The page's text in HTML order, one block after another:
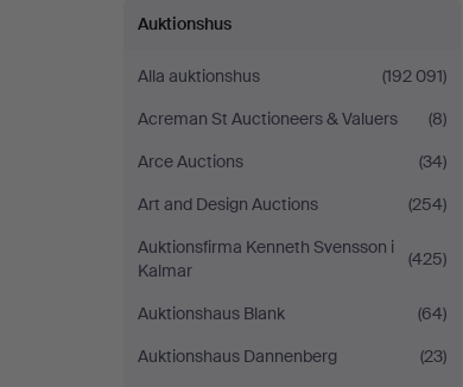
Auktionshus
Alla auktionshus
(192 091)
Acreman St Auctioneers & Valuers
(8)
Arce Auctions
(34)
Art and Design Auctions
(254)
Auktionsfirma Kenneth Svensson i
Kalmar
(425)
Auktionshaus Blank
(64)
Auktionshaus Dannenberg
(23)